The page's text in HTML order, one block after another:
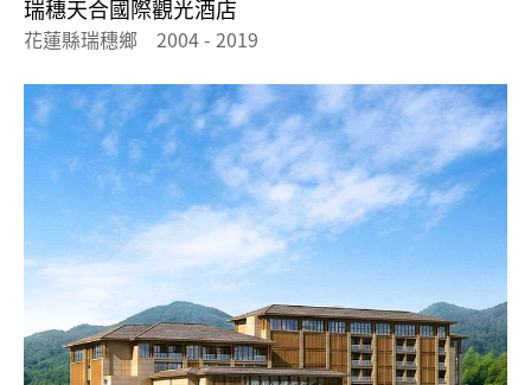
瑞穗天合國際觀光酒店
花蓮縣瑞穗鄉 2004 - 2019